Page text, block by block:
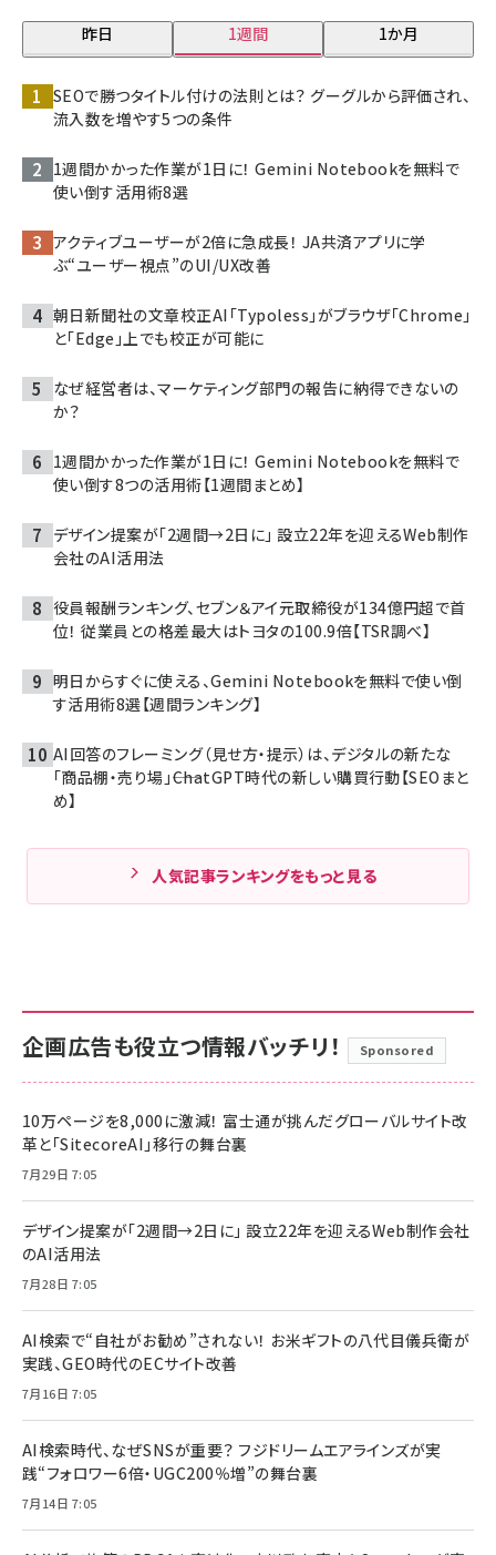
昨日 1週間 1か月
SEOで勝つタイトル付けの法則とは？ グーグルから評価され、
流入数を増やす5つの条件
1週間かかった作業が1日に！ Gemini Notebookを無料で
使い倒す活用術8選
アクティブユーザーが2倍に急成長！ JA共済アプリに学
ぶ“ユーザー視点”のUI/UX改善
朝日新聞社の文章校正AI「Typoless」がブラウザ「Chrome」
と「Edge」上でも校正が可能に
なぜ経営者は、マーケティング部門の報告に納得できないの
か？
1週間かかった作業が1日に！ Gemini Notebookを無料で
使い倒す8つの活用術【1週間まとめ】
デザイン提案が「2週間→2日に」 設立22年を迎えるWeb制作
会社のAI活用法
役員報酬ランキング、セブン＆アイ元取締役が134億円超で首
位！ 従業員との格差最大はトヨタの100.9倍【TSR調べ】
明日からすぐに使える、Gemini Notebookを無料で使い倒
す活用術8選【週間ランキング】
AI回答のフレーミング（見せ方・提示）は、デジタルの新たな
「商品棚・売り場」――ChatGPT時代の新しい購買行動【SEOまと
め】
人気記事ランキングをもっと見る
企画広告も役立つ情報バッチリ！ Sponsored
10万ページを8,000に激減！ 富士通が挑んだグローバルサイト改
革と「SitecoreAI」移行の舞台裏
7月29日 7:05
デザイン提案が「2週間→2日に」 設立22年を迎えるWeb制作会社
のAI活用法
7月28日 7:05
AI検索で“自社がお勧め”されない！ お米ギフトの八代目儀兵衛が
実践、GEO時代のECサイト改善
7月16日 7:05
AI検索時代、なぜSNSが重要？ フジドリームエアラインズが実
践“フォロワー6倍・UGC200％増”の舞台裏
7月14日 7:05